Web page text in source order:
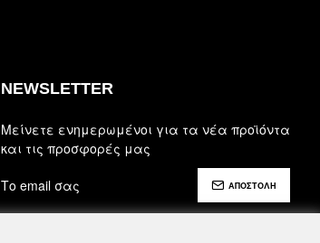
NEWSLETTER
Μείνετε ενημερωμένοι για τα νέα προϊόντα
και τις προσφορές μας
ΑΠΟΣΤΟΛΗ